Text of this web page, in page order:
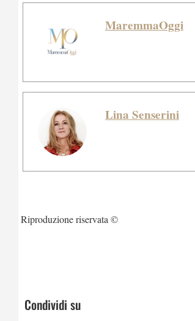
MaremmaOggi
Lina Senserini
Riproduzione riservata ©
Condividi su